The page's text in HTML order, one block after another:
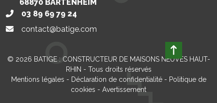
68870 BARTENHEIM
03 89 69 79 24
contact@batige.com
© 2026 BATIGE : CONSTRUCTEUR DE MAISONS NEUVES HAUT-
RHIN - Tous droits réservés
Mentions légales
Déclaration de confidentialité
Politique de
cookies
Avertissement